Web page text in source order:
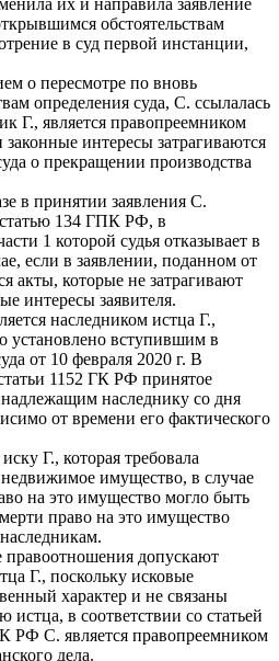
обстоятельствам
в суд первой инстанции,
о пересмотре по вновь
определения суда, С. ссылалась
Г., является правопреемником
интересы затрагиваются
о прекращении производства
в принятии заявления С.
134 ГПК РФ, в
1 которой судья отказывает в
если в заявлении, поданном от
акты, которые не затрагивают
интересы заявителя.
наследником истца Г.,
установлено вступившим в
от 10 февраля 2020 г. В
1152 ГК РФ принятое
наследнику со дня
от времени его фактического
Г., которая требовала
имущество, в случае
на это имущество могло быть
право на это имущество
правоотношения допускают
Г., поскольку исковые
характер и не связаны
истца, в соответствии со статьей
РФ С. является правопреемником
дела.